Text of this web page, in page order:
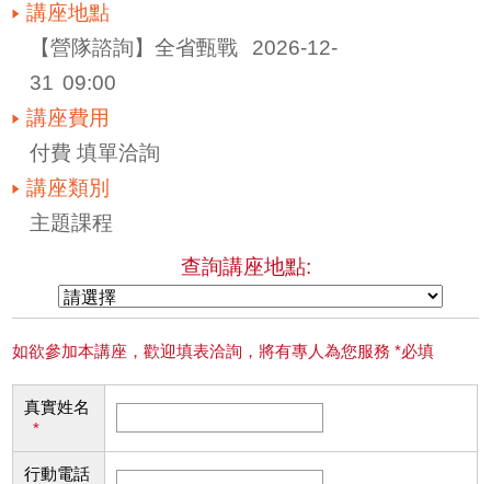
講座地點
【營隊諮詢】全省甄戰
2026-12-
31 09:00
講座費用
付費 填單洽詢
講座類別
主題課程
查詢講座地點:
如欲參加本講座，歡迎填表洽詢，將有專人為您服務 *必填
真實姓名
*
行動電話